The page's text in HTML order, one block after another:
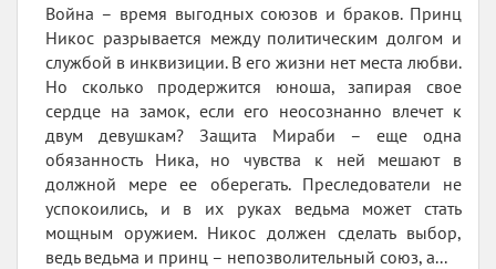
Война – время выгодных союзов и браков. Принц
Никос разрывается между политическим долгом и
службой в инквизиции. В его жизни нет места любви.
Но сколько продержится юноша, запирая свое
сердце на замок, если его неосознанно влечет к
двум девушкам? Защита Мираби – еще одна
обязанность Ника, но чувства к ней мешают в
должной мере ее оберегать. Преследователи не
успокоились, и в их руках ведьма может стать
мощным оружием. Никос должен сделать выбор,
ведь ведьма и принц – непозволительный союз, а...